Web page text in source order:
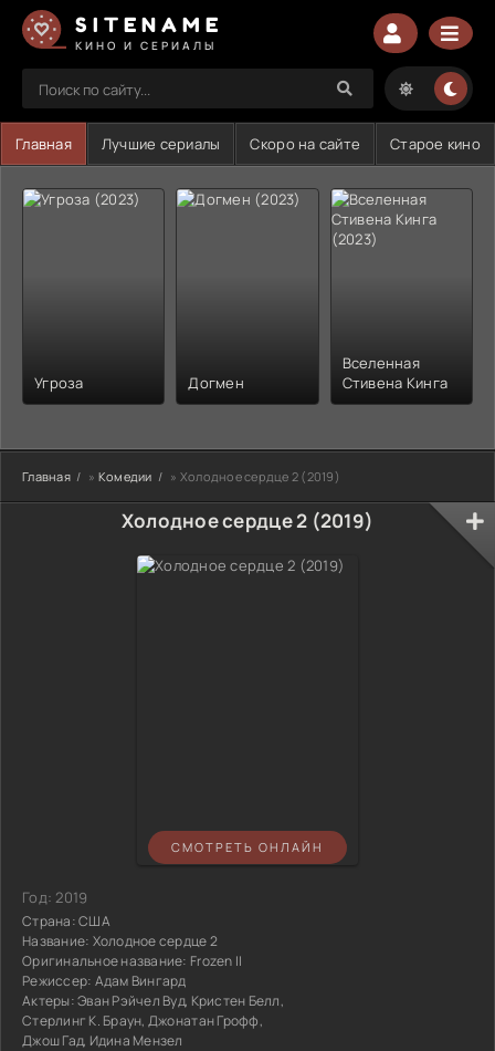
SITENAME
КИНО И СЕРИАЛЫ
Главная Лучшие сериалы Скоро на сайте Старое кино
Угроза Догмен
Вселенная
Стивена Кинга
Главная » Комедии » Холодное сердце 2 (2019)
Холодное сердце 2 (2019)
СМОТРЕТЬ ОНЛАЙН
Год:2019
Страна:США
Название: Холодное сердце 2
Оригинальное название: Frozen II
Режиссер: Адам Вингард
Актеры:Эван Рэйчел Вуд, Кристен Белл,
Стерлинг К. Браун, Джонатан Грофф,
Джош Гад, Идина Мензел